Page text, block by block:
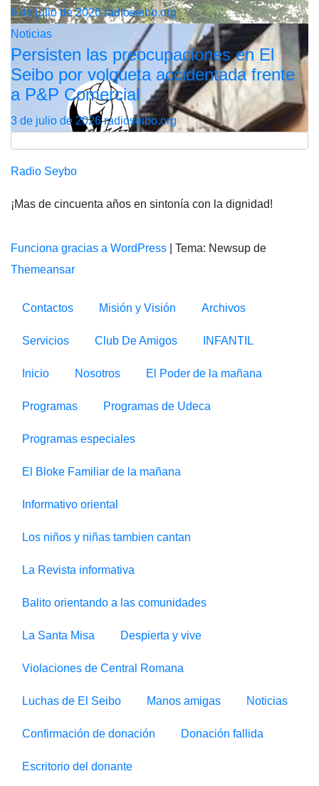
6 de julio de 2026radioseibo.org
Noticias
Persisten las preocupaciones en El
Seibo por volqueta accidentada frente
a P&P Comercial
3 de julio de 2026radioseibo.org
Radio Seybo
¡Mas de cincuenta años en sintonía con la dignidad!
Funciona gracias a WordPress
Tema: Newsup de
Themeansar
Contactos Misión y Visión Archivos
Servicios Club De Amigos INFANTIL
Inicio Nosotros El Poder de la mañana
Programas Programas de Udeca
Programas especiales
El Bloke Familiar de la mañana
Informativo oriental
Los niños y niñas tambien cantan
La Revista informativa
Balito orientando a las comunidades
La Santa Misa Despierta y vive
Violaciones de Central Romana
Luchas de El Seibo Manos amigas Noticias
Confirmación de donación Donación fallida
Escritorio del donante